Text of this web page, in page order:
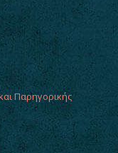
Παρηγορικής